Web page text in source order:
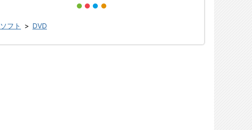
ソフト > DVD